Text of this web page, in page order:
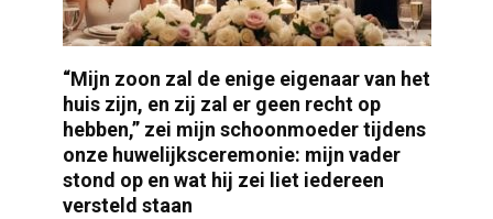
“Mijn zoon zal de enige eigenaar van het
huis zijn, en zij zal er geen recht op
hebben,” zei mijn schoonmoeder tijdens
onze huwelijksceremonie: mijn vader
stond op en wat hij zei liet iedereen
versteld staan